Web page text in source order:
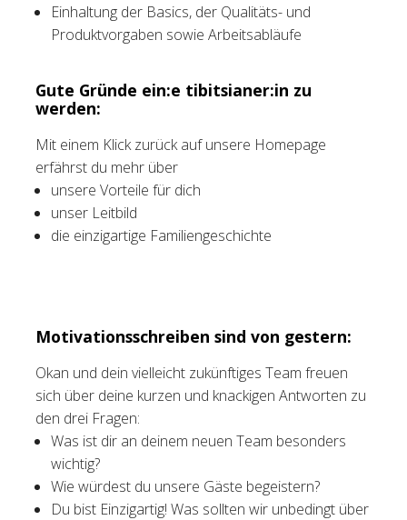
Einhaltung der Basics, der Qualitäts- und
Produktvorgaben sowie Arbeitsabläufe
Gute Gründe ein:e tibitsianer:in zu
werden:
Mit einem Klick zurück auf unsere Homepage
erfährst du mehr über
unsere Vorteile für dich
unser Leitbild
die einzigartige Familiengeschichte
Motivationsschreiben sind von gestern:
Okan und dein vielleicht zukünftiges Team freuen
sich über deine kurzen und knackigen Antworten zu
den drei Fragen:
Was ist dir an deinem neuen Team besonders
wichtig?
Wie würdest du unsere Gäste begeistern?
Du bist Einzigartig! Was sollten wir unbedingt über